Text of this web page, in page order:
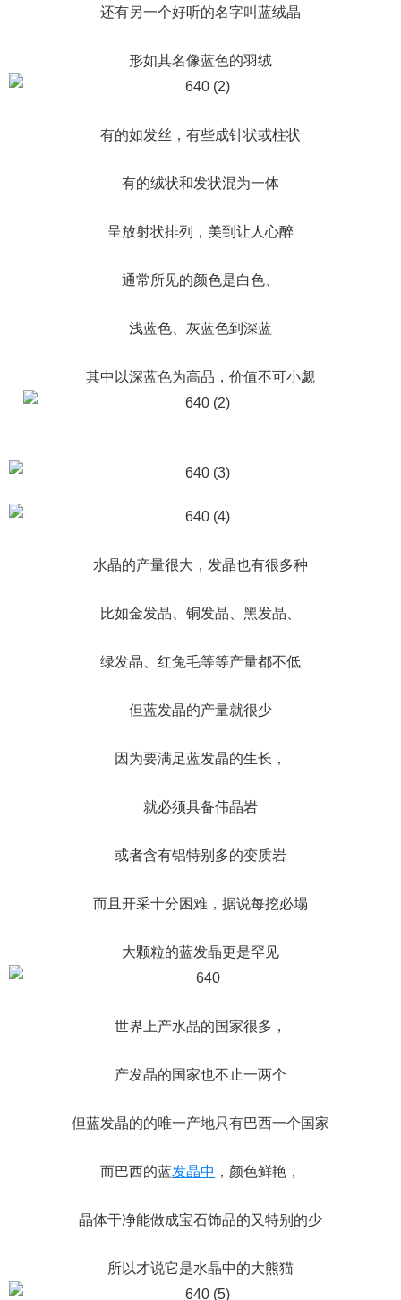
还有另一个好听的名字叫蓝绒晶
形如其名像蓝色的羽绒
有的如发丝，有些成针状或柱状
有的绒状和发状混为一体
呈放射状排列，美到让人心醉
通常所见的颜色是白色、
浅蓝色、灰蓝色到深蓝
其中以深蓝色为高品，价值不可小觑
水晶的产量很大，发晶也有很多种
比如金发晶、铜发晶、黑发晶、
绿发晶、红兔毛等等产量都不低
但蓝发晶的产量就很少
因为要满足蓝发晶的生长，
就必须具备伟晶岩
或者含有铝特别多的变质岩
而且开采十分困难，据说每挖必塌
大颗粒的蓝发晶更是罕见
世界上产水晶的国家很多，
产发晶的国家也不止一两个
但蓝发晶的的唯一产地只有巴西一个国家
而巴西的蓝发晶中 ，颜色鲜艳，
晶体干净能做成宝石饰品的又特别的少
所以才说它是水晶中的大熊猫